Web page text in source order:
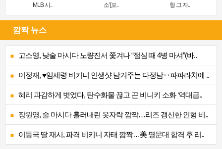
MLB 시..
소’[포..
형 그 자..
깜짝 뉴스
고소영, 낮술 마시다 노량진서 쫓겨나 “점심 때 4병 마셔”(바..
이정재, ♥임세령 비키니 인생샷 남겨주는 다정남‥파파라치에 ..
혜리 과감하게 벗었다, 탄수화물 끊고 끈 비니키 소화 ‘역대급..
장원영, 술 마시다 흘러내린 옷자락 깜짝…리즈 갱신한 인형 비..
이동국 딸 재시, 파격 비키니 자태 깜짝…美 명문대 합격 후 리..